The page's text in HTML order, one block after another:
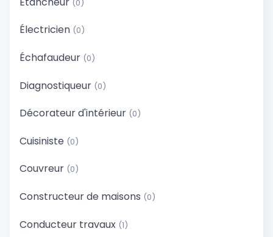
(0)
Électricien (0)
Échafaudeur (0)
Diagnostiqueur (0)
Décorateur d'intérieur (0)
Cuisiniste (0)
Couvreur (0)
Constructeur de maisons (0)
Conducteur travaux (1)